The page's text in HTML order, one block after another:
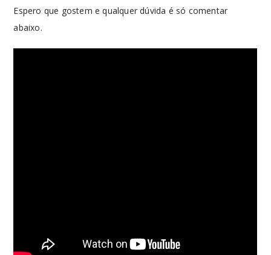
Espero que gostem e qualquer dúvida é só comentar
abaixo.